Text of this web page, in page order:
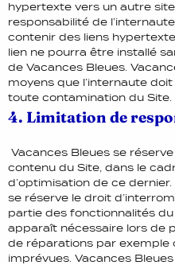
hypertexte vers un autre
responsabilité de
contenir des liens
lien ne pourra être installé
de Vacances Bleues.
moyens que l’internaute
toute contamination du Site.
4. Limitation de
Vacances Bleues se
contenu du Site, dans le
d’optimisation de ce
se réserve le droit
partie des fonctionnalités
apparaît nécessaire lors de
de réparations par exemple
imprévues. Vacances